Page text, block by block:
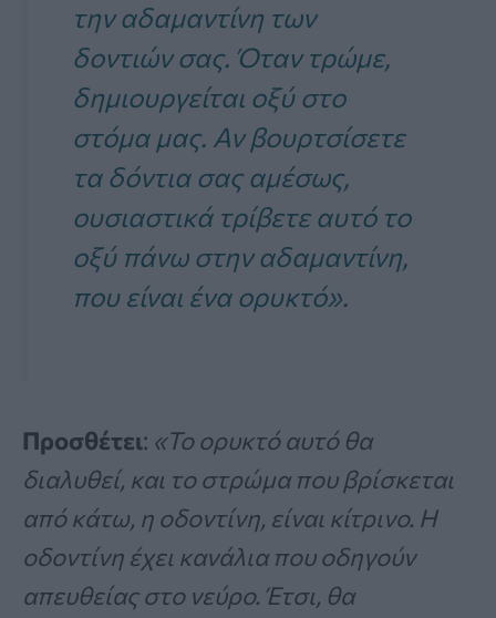
την αδαμαντίνη των
δοντιών σας. Όταν τρώμε,
δημιουργείται οξύ στο
στόμα μας. Αν βουρτσίσετε
τα δόντια σας αμέσως,
ουσιαστικά τρίβετε αυτό το
οξύ πάνω στην αδαμαντίνη,
που είναι ένα ορυκτό».
Προσθέτει: «Το ορυκτό αυτό θα
διαλυθεί, και το στρώμα που βρίσκεται
από κάτω, η οδοντίνη, είναι κίτρινο. Η
οδοντίνη έχει κανάλια που οδηγούν
απευθείας στο νεύρο. Έτσι, θα